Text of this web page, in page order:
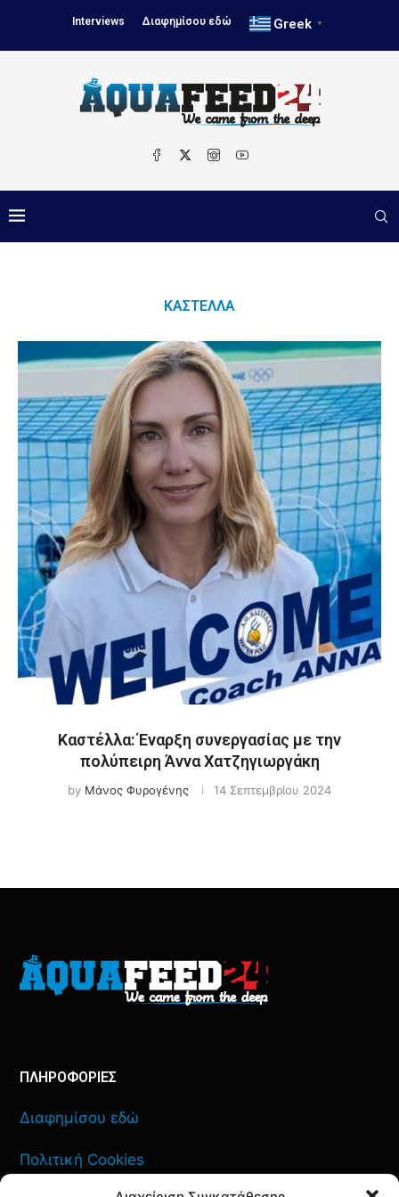
Interviews Διαφημίσου εδώ Greek ▼
ΚΑΣΤΈΛΛΑ
Καστέλλα: Έναρξη συνεργασίας με την
πολύπειρη Άννα Χατζηγιωργάκη
by Μάνος Φυρογένης 14 Σεπτεμβρίου 2024
ΠΛΗΡΟΦΟΡΙΕΣ
Διαφημίσου εδώ
Πολιτική Cookies